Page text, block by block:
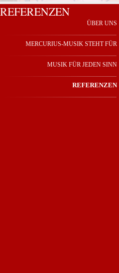
REFERENZEN
ÜBER UNS
MERCURIUS-MUSIK STEHT FÜR
MUSIK FÜR JEDEN SINN
REFERENZEN